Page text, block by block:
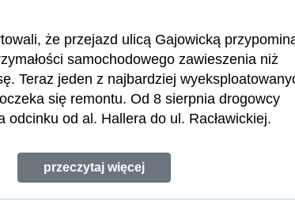
że przejazd ulicą Gajowicką
samochodowego zawieszenia niż
Teraz jeden z najbardziej
się remontu. Od 8 sierpnia drogowcy
odcinku od al. Hallera do ul. Racławickiej.
przeczytaj więcej